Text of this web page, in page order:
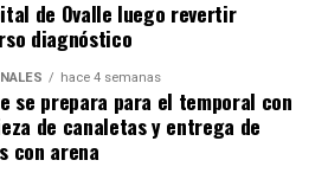
de Ovalle luego revertir
diagnóstico
hace 4 semanas
se prepara para el temporal con
de canaletas y entrega de
con arena